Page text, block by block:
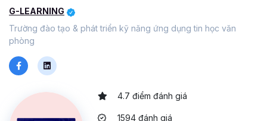
G-LEARNING
Trường đào tạo & phát triển kỹ năng ứng dụng tin học văn
phòng
4.7 điểm đánh giá
1594 đánh giá